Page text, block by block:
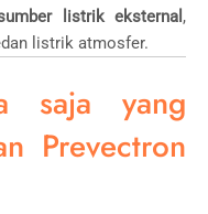
listrik eksternal ,
listrik atmosfer.
saja yang
Prevectron